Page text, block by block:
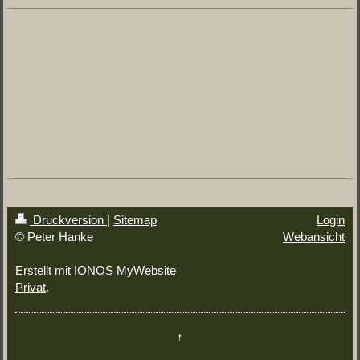
Druckversion | Sitemap
© Peter Hanke
Erstellt mit IONOS MyWebsite
Privat.
Login
Webansicht
↑